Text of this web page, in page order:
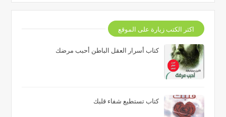
اكثر الكتب زيارة على الموقع
كتاب أسرار العقل الباطن أحبب مرضك
كتاب تستطيع شفاء قلبك